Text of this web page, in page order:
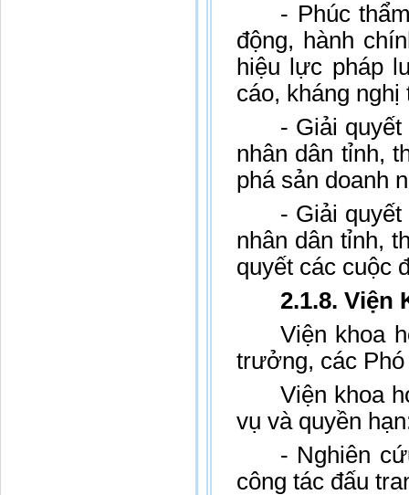
- Phúc
động, hành
hiệu lực pháp
cáo, kháng nghị
- Giải
nhân dân tỉnh,
phá sản doanh
- Giải
nhân dân tỉnh,
quyết các cuộc
2.1.8. Viện
Viện khoa
trưởng, các
Viện khoa
vụ và quyền
- Nghiên
công tác đấu